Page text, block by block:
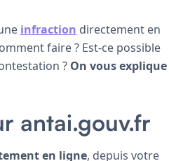
infraction directement en
faire ? Est-ce possible
? On vous explique
antai.gouv.fr
en ligne, depuis votre